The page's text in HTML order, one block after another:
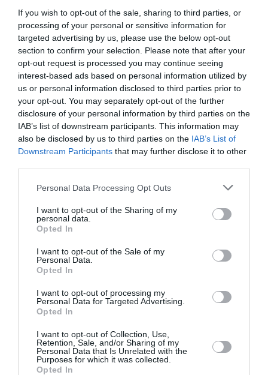
If you wish to opt-out of the sale, sharing to third parties, or
processing of your personal or sensitive information for
targeted advertising by us, please use the below opt-out
section to confirm your selection. Please note that after your
opt-out request is processed you may continue seeing
interest-based ads based on personal information utilized by
us or personal information disclosed to third parties prior to
your opt-out. You may separately opt-out of the further
disclosure of your personal information by third parties on the
IAB’s list of downstream participants. This information may
also be disclosed by us to third parties on the IAB’s List of
Downstream Participants that may further disclose it to other
Personal Data Processing Opt Outs
I want to opt-out of the Sharing of my
personal data.
Opted In
I want to opt-out of the Sale of my
Personal Data.
Opted In
I want to opt-out of processing my
Personal Data for Targeted Advertising.
Opted In
I want to opt-out of Collection, Use,
Retention, Sale, and/or Sharing of my
Personal Data that Is Unrelated with the
Purposes for which it was collected.
Opted In
προϊόντων από τον Ταΰγετο θα πραγματοποιηθεί
στην Κοινότητα Λαδά την Κυριακή 1η...
Επιτυχημένη η αγορά τοπικών
προϊόντων Ταϋγέτου στο Λαδά
18/10/2022 09:26
Εκατοντάδες φίλοι του Ταϋγέτου επισκέφθηκαν
την Κοινότητα Λαδά προχθές το πρωί, όπου
ψώνισαν τοπικά προϊόντα του χωριού και...